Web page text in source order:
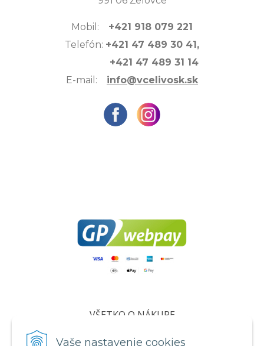
Vaše nastavenie cookies
Mobil: +421 918 079 221
Telefón: +421 47 489 30 41,
+421 47 489 31 14
E-mail: info@vcelivosk.sk
VŠETKO O NÁKUPE
Certifikáty